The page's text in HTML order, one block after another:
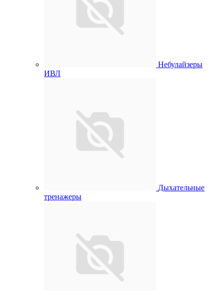
Небулайзеры
ИВЛ
Дыхательные
тренажеры